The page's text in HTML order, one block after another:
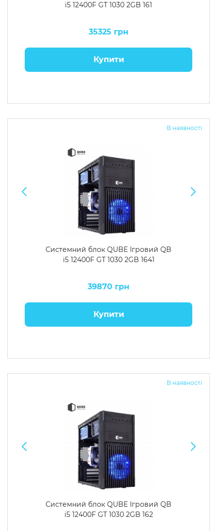
i5 12400F GT 1030 2GB 161
35325 грн
Купити
В наявності
Системний блок QUBE Ігровий QB
i5 12400F GT 1030 2GB 1641
39870 грн
Купити
В наявності
Системний блок QUBE Ігровий QB
i5 12400F GT 1030 2GB 162